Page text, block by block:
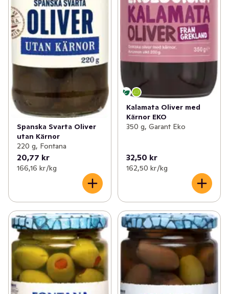
Spanska Svarta Oliver
utan Kärnor
220 g, Fontana
20,77 kr
166,16 kr /kg
Kalamata Oliver med
Kärnor EKO
350 g, Garant Eko
32,50 kr
162,50 kr /kg